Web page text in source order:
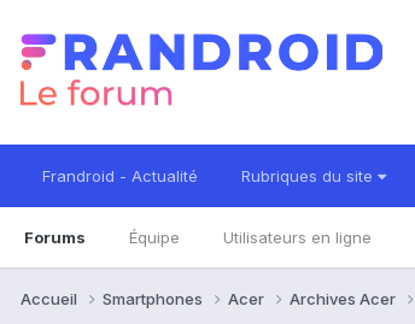
Frandroid - Actualité Rubriques du site
Forums Équipe Utilisateurs en ligne
Accueil Smartphones Acer Archives Acer